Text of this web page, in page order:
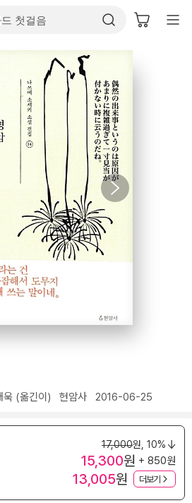
욱 (옮긴이)현암사 2016-06-25
17,000원, 10%
15,300원 + 850원
13,005원 더보기